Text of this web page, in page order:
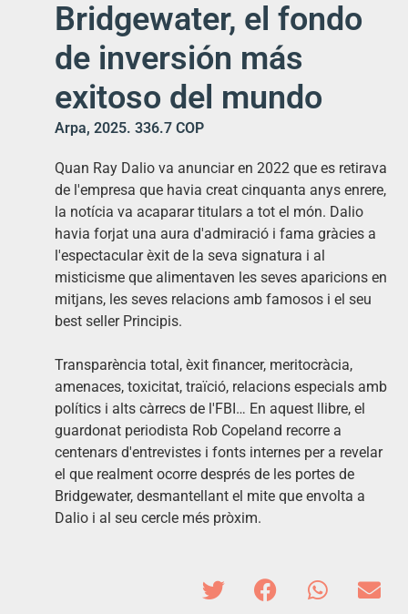
Bridgewater, el fondo
de inversión más
exitoso del mundo
Arpa, 2025. 336.7 COP
Quan Ray Dalio va anunciar en 2022 que es retirava
de l'empresa que havia creat cinquanta anys enrere,
la notícia va acaparar titulars a tot el món. Dalio
havia forjat una aura d'admiració i fama gràcies a
l'espectacular èxit de la seva signatura i al
misticisme que alimentaven les seves aparicions en
mitjans, les seves relacions amb famosos i el seu
best seller Principis.
Transparència total, èxit financer, meritocràcia,
amenaces, toxicitat, traïció, relacions especials amb
polítics i alts càrrecs de l'FBI… En aquest llibre, el
guardonat periodista Rob Copeland recorre a
centenars d'entrevistes i fonts internes per a revelar
el que realment ocorre després de les portes de
Bridgewater, desmantellant el mite que envolta a
Dalio i al seu cercle més pròxim.